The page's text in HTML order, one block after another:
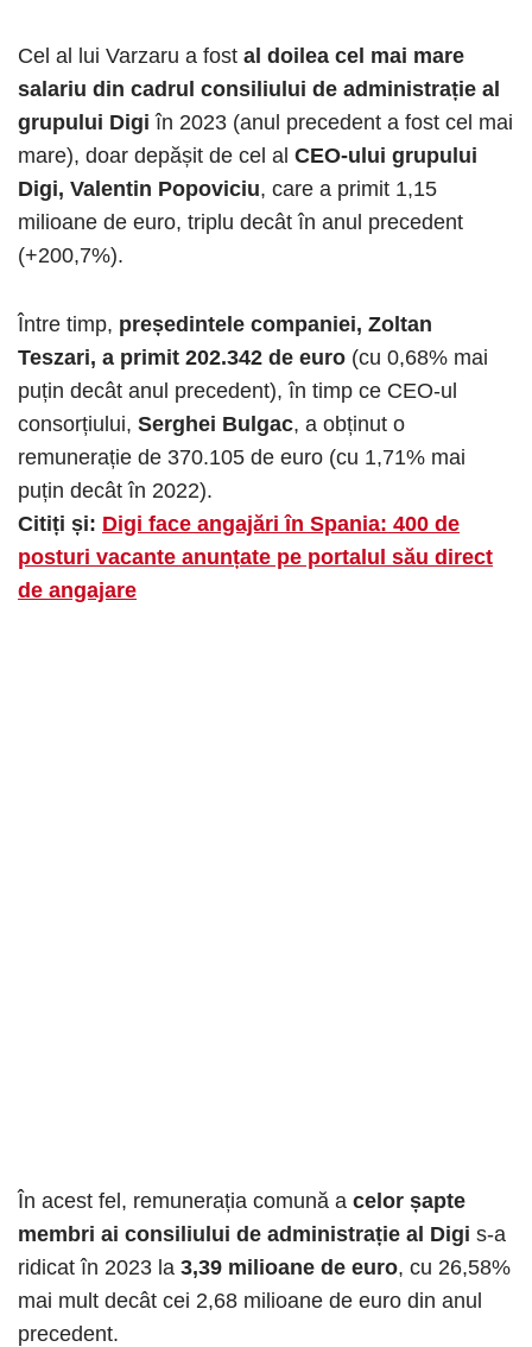
Cel al lui Varzaru a fost al doilea cel mai mare
salariu din cadrul consiliului de administrație al
grupului Digi în 2023 (anul precedent a fost cel mai
mare), doar depășit de cel al CEO-ului grupului
Digi, Valentin Popoviciu, care a primit 1,15
milioane de euro, triplu decât în anul precedent
(+200,7%).
Între timp, președintele companiei, Zoltan
Teszari, a primit 202.342 de euro (cu 0,68% mai
puțin decât anul precedent), în timp ce CEO-ul
consorțiului, Serghei Bulgac, a obținut o
remunerație de 370.105 de euro (cu 1,71% mai
puțin decât în ​​2022).
Citiți și: Digi face angajări în Spania: 400 de
posturi vacante anunțate pe portalul său direct
de angajare
În acest fel, remunerația comună a celor șapte
membri ai consiliului de administrație al Digi s-a
ridicat în 2023 la 3,39 milioane de euro, cu 26,58%
mai mult decât cei 2,68 milioane de euro din anul
precedent.